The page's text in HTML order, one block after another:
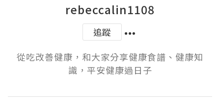
rebeccalin1108
追蹤
從吃改善健康，和大家分享健康食譜、健康知
識，平安健康過日子